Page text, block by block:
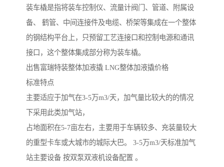
装车橇是指将装车控制仪、流量计阀门、管道、附属设
备、 鹤管、中间连接件及电缆、桥架等集成在一个整体
的钢结构平台上，只预留工艺连接口和控制电源和通讯
接口，这个整体集成部分称为装车橇。
出售富瑞特装整体加液撬 LNG整体加液撬价格
标准特点
主要适应于加气在3-5万m3/天，加气量比较大的的情况
下采用此类加气站，
占地面积在5-7亩左右，主要用于车辆较多、充装量较大
的重型卡车或大城市的城际大巴。 3-5万m3/天标准加气
站主要设备 按双泵双液机设备配置 。